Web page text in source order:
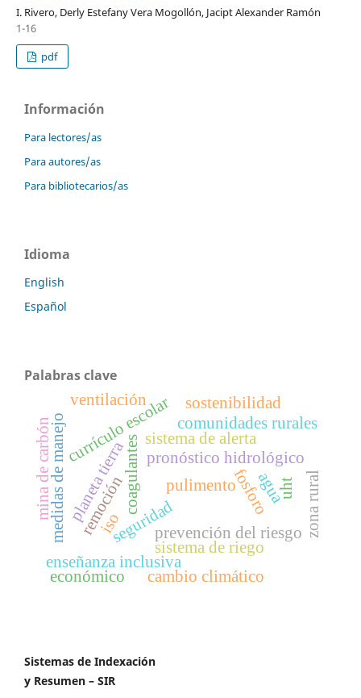
I. Rivero, Derly Estefany Vera Mogollón, Jacipt Alexander Ramón
1-16
pdf
Información
Para lectores/as
Para autores/as
Para bibliotecarios/as
Idioma
English
Español
Palabras clave
coagulantes pulimento
remoción fosforo
pronóstico hidrológico
sistema de alerta
prevención del riesgo
sistema de riego
enseñanza inclusiva
currículo escolar
planeta tierra
cambio climático
medidas de manejo
ventilación
seguridad
mina de carbón comunidades rurales
sostenibilidad
agua zona rural
económico
iso
uht
Sistemas de Indexación
y Resumen – SIR